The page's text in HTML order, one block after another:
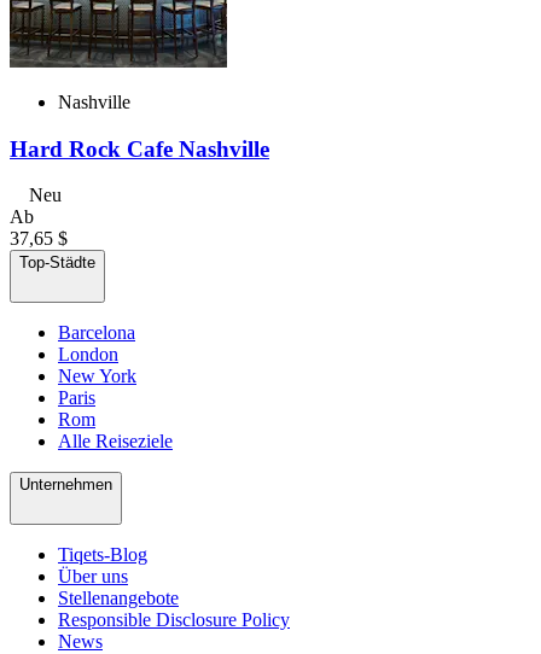
Nashville
Hard Rock Cafe Nashville
Neu
Ab
37,65 $
Top-Städte
Barcelona
London
New York
Paris
Rom
Alle Reiseziele
Unternehmen
Tiqets-Blog
Über uns
Stellenangebote
Responsible Disclosure Policy
News